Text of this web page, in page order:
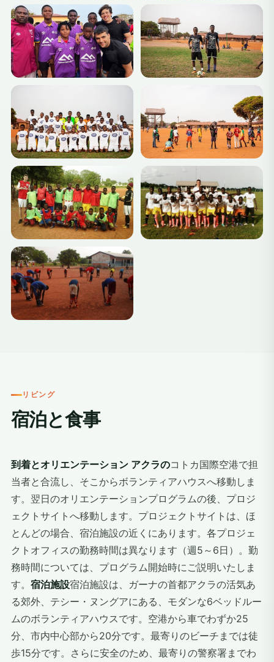
リビング
宿泊と食事
到着とオリエンテーション アクラのコトカ国際空港で担
当者と合流し、そこからボランティアハウスへ移動しま
す。翌日のオリエンテーションプログラムの後、プロジ
ェクトサイトへ移動します。プロジェクトサイトは、ほ
とんどの場合、宿泊施設の近くにあります。各プロジェ
クトオフィスの勤務時間は異なります（週5～6日）。勤
務時間については、プログラム開始時にご説明いたしま
す。 宿泊施設宿泊施設は、ガーナの首都アクラの活気あ
る郊外、テシー・ヌングアにある、モダンな6ベッドルー
ムのボランティアハウスです。空港から車でわずか25
分、市内中心部から20分です。最寄りのビーチまでは徒
歩15分です。さらに安全のため、最寄りの警察署までわ